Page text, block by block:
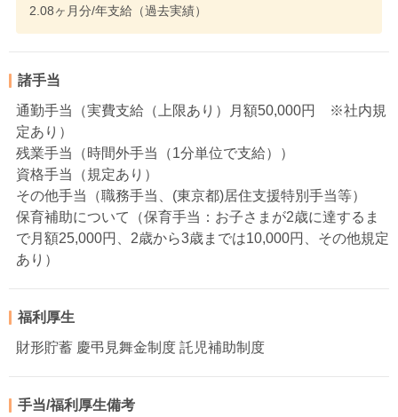
2.08ヶ月分/年支給（過去実績）
諸手当
通勤手当（実費支給（上限あり）月額50,000円 ※社内規
定あり）
残業手当（時間外手当（1分単位で支給））
資格手当（規定あり）
その他手当（職務手当、(東京都)居住支援特別手当等）
保育補助について（保育手当：お子さまが2歳に達するま
で月額25,000円、2歳から3歳までは10,000円、その他規定
あり）
福利厚生
財形貯蓄 慶弔見舞金制度 託児補助制度
手当/福利厚生備考